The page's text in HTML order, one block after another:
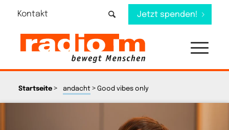
Kontakt Jetzt spenden!
Startseite> andacht> Good vibes only